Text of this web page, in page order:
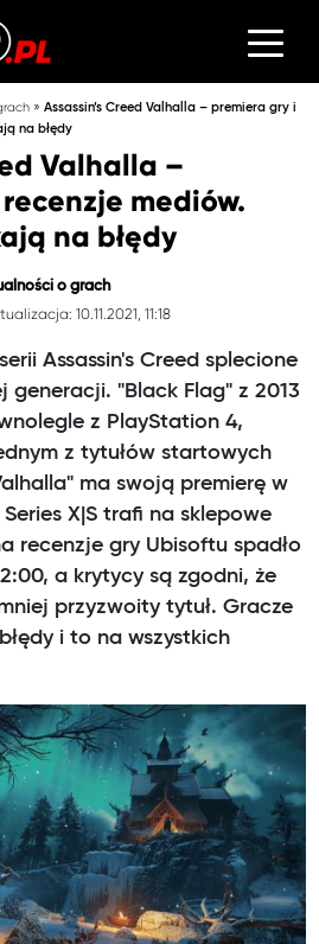
»Assassin’s Creed Valhalla – premiera gry i
na błędy
Valhalla –
mediów.
na błędy
o grach
10.11.2021, 11:18
Assassin's Creed splecione
generacji. "Black Flag" z 2013
z PlayStation 4,
z tytułów startowych
ma swoją premierę w
X|S trafi na sklepowe
recenzje gry Ubisoftu spadło
a krytycy są zgodni, że
przyzwoity tytuł. Gracze
i to na wszystkich